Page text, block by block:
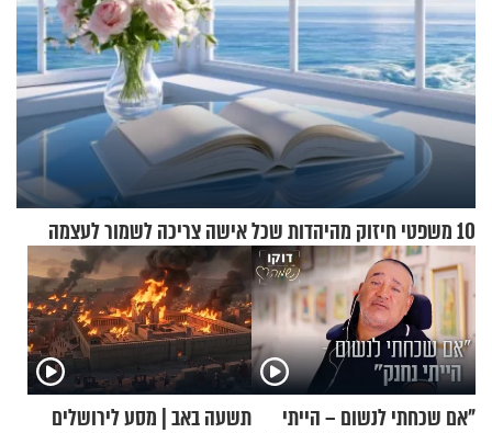
10 משפטי חיזוק מהיהדות שכל אישה צריכה לשמור לעצמה
"אם שכחתי לנשום – הייתי
תשעה באב | מסע לירושלים